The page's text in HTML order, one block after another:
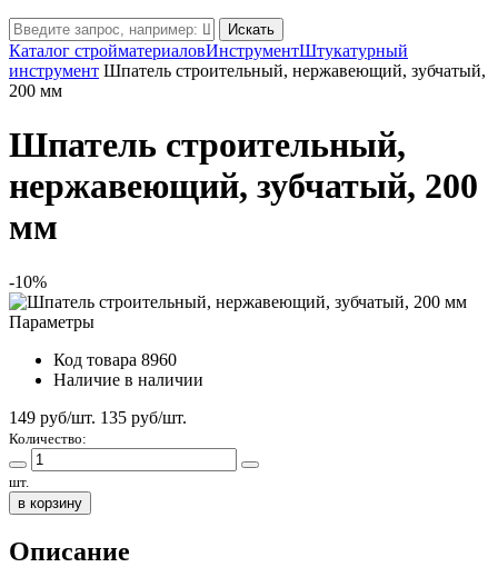
Искать
Каталог стройматериаловИнструментШтукатурный
инструмент Шпатель строительный, нержавеющий, зубчатый,
200 мм
Шпатель строительный,
нержавеющий, зубчатый, 200
мм
-10%
Параметры
Код товара 8960
Наличие в наличии
149 руб/шт. 135 руб/шт.
Количество:
шт.
в корзину
Описание